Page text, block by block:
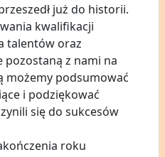
już do historii.
kwalifikacji
talentów oraz
z nami na
możemy podsumować
i podziękować
się do sukcesów
roku